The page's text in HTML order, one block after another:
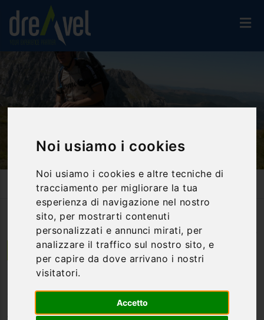
Noi usiamo i cookies
Noi usiamo i cookies e altre tecniche di
tracciamento per migliorare la tua
esperienza di navigazione nel nostro
sito, per mostrarti contenuti
personalizzati e annunci mirati, per
analizzare il traffico sul nostro sito, e
per capire da dove arrivano i nostri
visitatori.
Accetto
Attività Ed Esperienze
Orienteering
Orienteering - Il Parco Nazionale Dei Monti Sibillini - Mezza
Photo byMatteo Palmieri
Norcia | Umbria
Orienteering - Il Parco Nazionale
dei Monti Sibillini - mezza
giornata